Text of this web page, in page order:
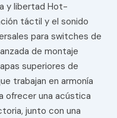
y libertad Hot-
táctil y el sonido
para switches de
de montaje
superiores de
trabajan en armonía
ofrecer una acústica
junto con una